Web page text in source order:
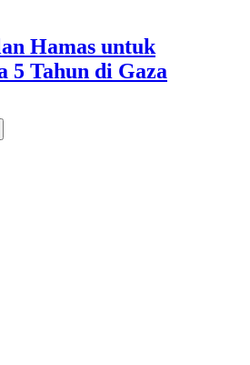
Hamas untuk
5 Tahun di Gaza